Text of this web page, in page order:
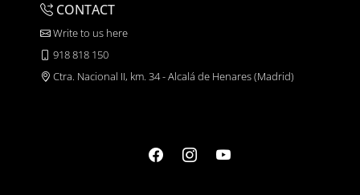
CONTACT
Write to us here
918 818 150
Ctra. Nacional II, km. 34 - Alcalá de Henares (Madrid)